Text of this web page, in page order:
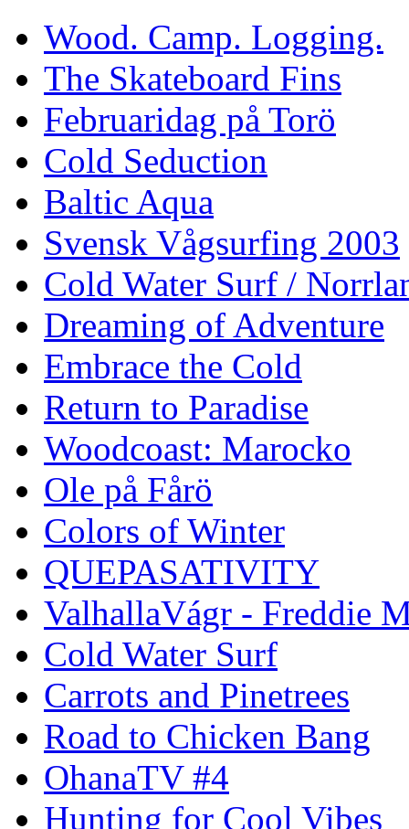
Wood. Camp. Logging.
The Skateboard Fins
Februaridag på Torö
Cold Seduction
Baltic Aqua
Svensk Vågsurfing 2003
Cold Water Surf /
Dreaming of Adventure
Embrace the Cold
Return to Paradise
Woodcoast: Marocko
Ole på Fårö
Colors of Winter
QUEPASATIVITY
ValhallaVágr - Freddie
Cold Water Surf
Carrots and Pinetrees
Road to Chicken Bang
OhanaTV #4
Hunting for Cool Vibes